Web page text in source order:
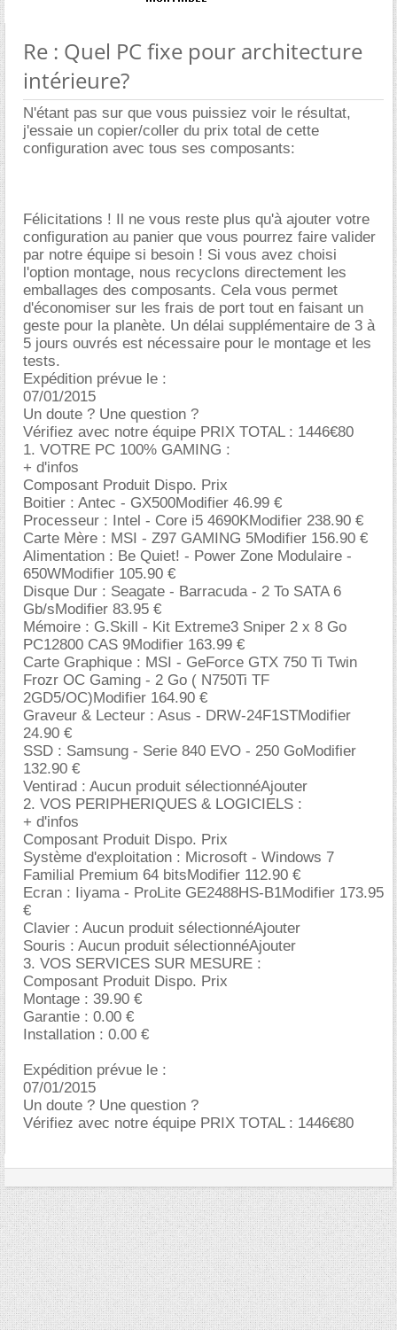
Re : Quel PC fixe pour architecture
intérieure?
N'étant pas sur que vous puissiez voir le résultat,
j'essaie un copier/coller du prix total de cette
configuration avec tous ses composants:
Félicitations ! Il ne vous reste plus qu'à ajouter votre
configuration au panier que vous pourrez faire valider
par notre équipe si besoin ! Si vous avez choisi
l'option montage, nous recyclons directement les
emballages des composants. Cela vous permet
d'économiser sur les frais de port tout en faisant un
geste pour la planète. Un délai supplémentaire de 3 à
5 jours ouvrés est nécessaire pour le montage et les
tests.
Expédition prévue le :
07/01/2015
Un doute ? Une question ?
Vérifiez avec notre équipe PRIX TOTAL : 1446€80
1. VOTRE PC 100% GAMING :
+ d'infos
Composant Produit Dispo. Prix
Boitier : Antec - GX500Modifier 46.99
Processeur : Intel - Core i5 4690KModifier 238.90
Carte Mère : MSI - Z97 GAMING 5Modifier 156.90
Alimentation : Be Quiet! - Power Zone Modulaire -
650WModifier 105.90
Disque Dur : Seagate - Barracuda - 2 To SATA 6
Gb/sModifier 83.95
Mémoire : G.Skill - Kit Extreme3 Sniper 2 x 8 Go
PC12800 CAS 9Modifier 163.99
Carte Graphique : MSI - GeForce GTX 750 Ti Twin
Frozr OC Gaming - 2 Go ( N750Ti TF
2GD5/OC)Modifier 164.90
Graveur & Lecteur : Asus - DRW-24F1STModifier
24.90
SSD : Samsung - Serie 840 EVO - 250 GoModifier
132.90
Ventirad : Aucun produit sélectionnéAjouter
2. VOS PERIPHERIQUES & LOGICIELS :
+ d'infos
Composant Produit Dispo. Prix
Système d'exploitation : Microsoft - Windows 7
Familial Premium 64 bitsModifier 112.90
Ecran : Iiyama - ProLite GE2488HS-B1Modifier 173.95
Clavier : Aucun produit sélectionnéAjouter
Souris : Aucun produit sélectionnéAjouter
3. VOS SERVICES SUR MESURE :
Composant Produit Dispo. Prix
Montage : 39.90
Garantie : 0.00
Installation : 0.00
Expédition prévue le :
07/01/2015
Un doute ? Une question ?
Vérifiez avec notre équipe PRIX TOTAL : 1446€80